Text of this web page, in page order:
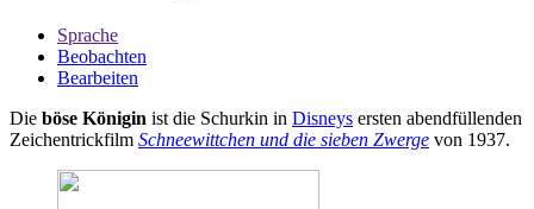
Sprache
Beobachten
Bearbeiten
Die böse Königin ist die Schurkin in Disneys ersten abendfüllenden
Zeichentrickfilm Schneewittchen und die sieben Zwerge von 1937.